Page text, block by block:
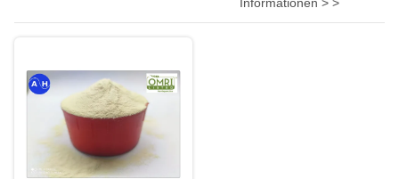
Mineralien